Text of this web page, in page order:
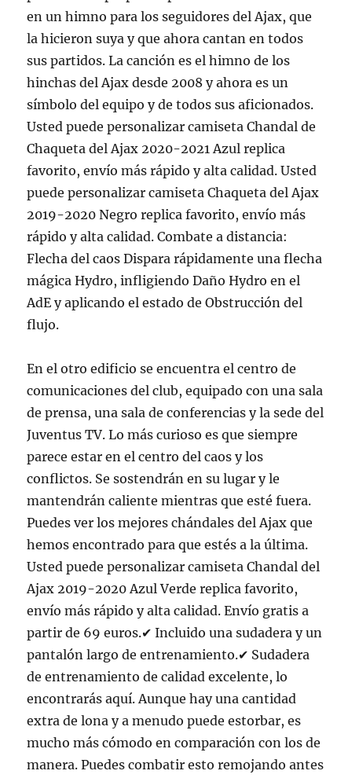
en un himno para los seguidores del Ajax, que
la hicieron suya y que ahora cantan en todos
sus partidos. La canción es el himno de los
hinchas del Ajax desde 2008 y ahora es un
símbolo del equipo y de todos sus aficionados.
Usted puede personalizar camiseta Chandal de
Chaqueta del Ajax 2020-2021 Azul replica
favorito, envío más rápido y alta calidad. Usted
puede personalizar camiseta Chaqueta del Ajax
2019-2020 Negro replica favorito, envío más
rápido y alta calidad. Combate a distancia:
Flecha del caos Dispara rápidamente una flecha
mágica Hydro, infligiendo Daño Hydro en el
AdE y aplicando el estado de Obstrucción del
flujo.
En el otro edificio se encuentra el centro de
comunicaciones del club, equipado con una sala
de prensa, una sala de conferencias y la sede del
Juventus TV. Lo más curioso es que siempre
parece estar en el centro del caos y los
conflictos. Se sostendrán en su lugar y le
mantendrán caliente mientras que esté fuera.
Puedes ver los mejores chándales del Ajax que
hemos encontrado para que estés a la última.
Usted puede personalizar camiseta Chandal del
Ajax 2019-2020 Azul Verde replica favorito,
envío más rápido y alta calidad. Envío gratis a
partir de 69 euros.✔ Incluido una sudadera y un
pantalón largo de entrenamiento.✔ Sudadera
de entrenamiento de calidad excelente, lo
encontrarás aquí. Aunque hay una cantidad
extra de lona y a menudo puede estorbar, es
mucho más cómodo en comparación con los de
manera. Puedes combatir esto remojando antes